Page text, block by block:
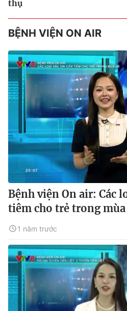
thụ
BỆNH VIỆN ON AIR
Bệnh viện On air: Các
tiêm cho trẻ trong mùa
1 năm trước